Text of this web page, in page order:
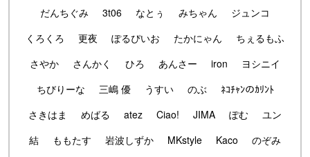
だんちぐみ
3t06 なとぅ みちゃん
ジュンコ
くろくろ
更夜 ぽるぴいお たかにゃん
ちぇるもふ
さやか
さんかく ひろ あんさー iron
ヨシニイ
ちびりーな
三嶋 優 うすい のぶ
ﾈｺﾁｬﾝのｶﾘﾝﾄ
さきはま
めばる atez Ciao! JIMA ぽむ
ユン
結
ももたす 岩波しずか MKstyle Kaco
のぞみ